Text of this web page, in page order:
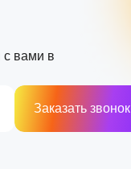
с вами в
Заказать звонок